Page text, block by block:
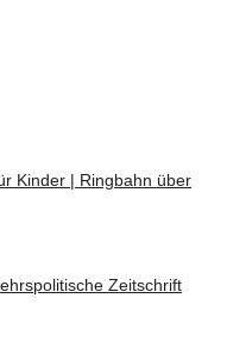
Kinder | Ringbahn über